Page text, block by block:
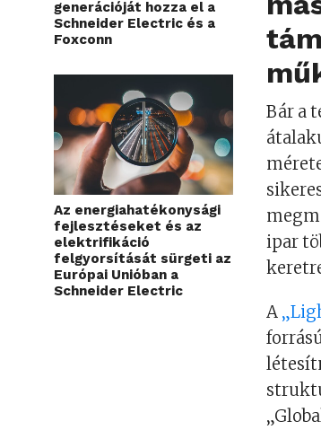
generációját hozza el a
Schneider Electric és a
Foxconn
Az energiahatékonysági
fejlesztéseket és az
elektrifikáció
felgyorsítását sürgeti az
Európai Unióban a
Schneider Electric
Bár a
ipar
A